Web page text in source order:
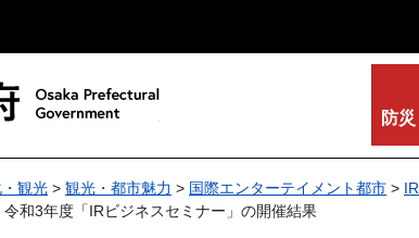
防災
観光 > 観光・都市魅力 > 国際エンターテイメント都市 >
令和3年度「IRビジネスセミナー」の開催結果